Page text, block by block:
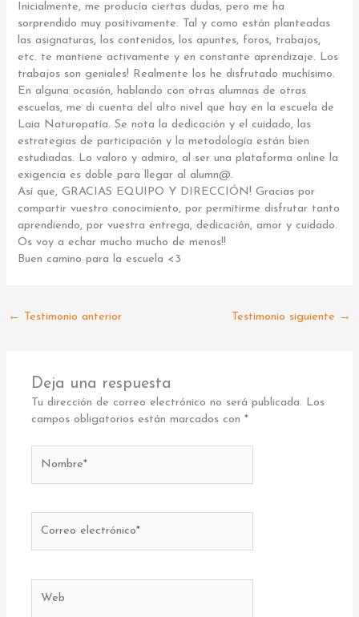
Inicialmente, me producía ciertas dudas, pero me ha
sorprendido muy positivamente. Tal y como están planteadas
las asignaturas, los contenidos, los apuntes, foros, trabajos,
etc. te mantiene activamente y en constante aprendizaje. Los
trabajos son geniales! Realmente los he disfrutado muchísimo.
En alguna ocasión, hablando con otras alumnas de otras
escuelas, me di cuenta del alto nivel que hay en la escuela de
Laia Naturopatía. Se nota la dedicación y el cuidado, las
estrategias de participación y la metodología están bien
estudiadas. Lo valoro y admiro, al ser una plataforma online la
exigencia es doble para llegar al alumn@.
Así que, GRACIAS EQUIPO Y DIRECCIÓN! Gracias por
compartir vuestro conocimiento, por permitirme disfrutar tanto
aprendiendo, por vuestra entrega, dedicación, amor y cuidado.
Os voy a echar mucho mucho de menos!!
Buen camino para la escuela <3
← Testimonio anterior Testimonio siguiente →
Deja una respuesta
Tu dirección de correo electrónico no será publicada. Los
campos obligatorios están marcados con*
electrónico*